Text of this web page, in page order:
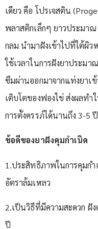
เดียว คือ โปรเจสติน
พลาสติกเล็กๆ ยาวประมา
กลม นำมาฝังเข้าไปที่ใต้ผิ
ใช้เวลาในการฝังยาประม
ซึมผ่านออกมาจากแท่งยาเ
เติบโตของฟองไข่ ส่งผลทำ
การตั้งครรภ์ได้นานถึง 3-5 ปี
ข้อดีของยาฝังคุมกำเนิด
1.ประสิทธิภาพในการคุมก
อัตราล้มเหลว
2.เป็นวิธีที่มีความสะดวก ฝั
ปี